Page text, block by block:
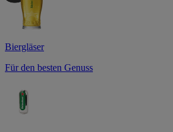
Biergläser
Für den besten Genuss